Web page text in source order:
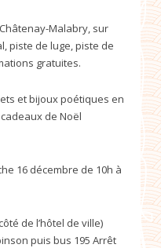
Malabry, sur
piste de luge, piste de
gratuites.
et bijoux poétiques en
de Noël
16 décembre de 10h à
de l’hôtel de ville)
puis bus 195 Arrêt